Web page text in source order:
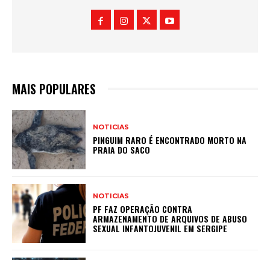
MAIS POPULARES
NOTICIAS
PINGUIM RARO É ENCONTRADO MORTO NA
PRAIA DO SACO
NOTICIAS
PF FAZ OPERAÇÃO CONTRA
ARMAZENAMENTO DE ARQUIVOS DE ABUSO
SEXUAL INFANTOJUVENIL EM SERGIPE